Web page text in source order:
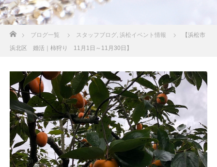
ブログ一覧 スタッフブログ, 浜松イベント情報
【浜松市
浜北区 婚活｜柿狩り 11月1日～11月30日】